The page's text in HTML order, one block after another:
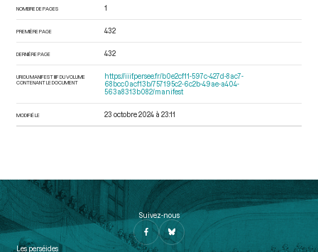
NOMBRE DE PAGES 1
PREMIÈRE PAGE 432
DERNIÈRE PAGE 432
URI DU MANIFEST IIIF DU VOLUME
CONTENANT LE DOCUMENT
https://iiif.persee.fr/b0e2cf11-597c-427d-8ac7-
68bcc0acf13b/757195c2-6c2b-49ae-a404-
563a8313b082/manifest
MODIFIÉ LE 23 octobre 2024 à 23:11
Suivez-nous
Les perséides